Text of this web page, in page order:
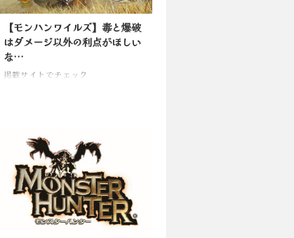
【モンハンワイルズ】毒と爆破
はダメージ以外の利点がほしい
な…
掲載サイトでチェック